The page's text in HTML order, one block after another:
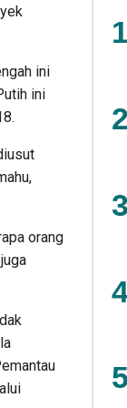
ini
ini
orang
1
2
3
4
5